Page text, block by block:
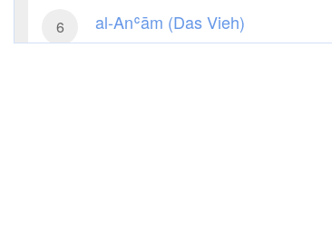
6 al-Anʿām (Das Vieh)